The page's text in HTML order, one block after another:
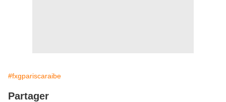
#fxgpariscaraibe
Partager